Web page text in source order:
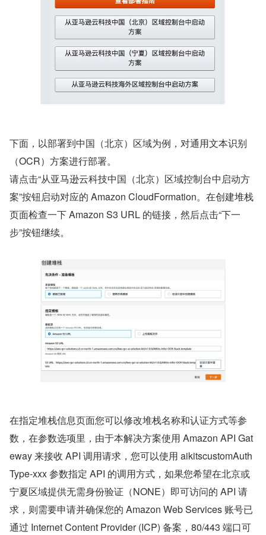
下面，以部署到中国（北京）区域为例，对通用文本识别
（OCR）方案进行部署。
请点击“从亚马逊云科技中国（北京）区域控制台中启动方
案”按钮启动对应的 Amazon CloudFormation。在创建堆栈
页面检查一下 Amazon S3 URL 的链接，然后点击“下一
步”按钮继续。
在指定堆栈信息页面您可以修改堆栈名称和认证方式等参
数，在参数选项里，由于本解决方案使用 Amazon API Gat
eway 来接收 API 调用请求，您可以使用 aikitscustomAuth
Type-xxx 参数指定 API 的调用方式，如果您希望在北京或
宁夏区域提供无需身份验证（NONE）即可访问的 API 请
求，则需要申请并确保您的 Amazon Web Services 账号已
通过 Internet Content Provider (ICP) 备案，80/443 端口可